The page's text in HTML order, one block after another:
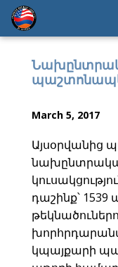
March 5, 2017
Այսօրվանից
դաշինք՝
կպայքարի